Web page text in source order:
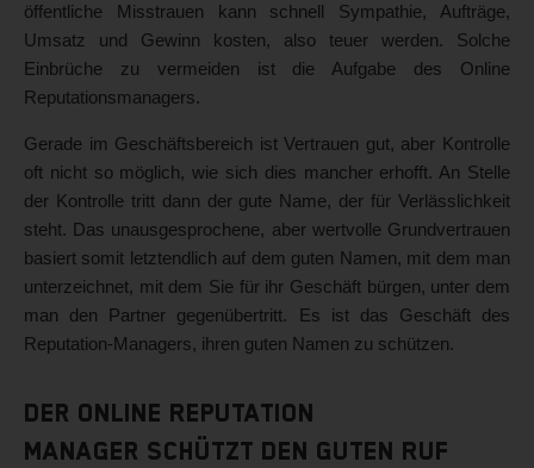
öffentliche Misstrauen kann schnell Sympathie, Aufträge,
Umsatz und Gewinn kosten, also teuer werden. Solche
Einbrüche zu vermeiden ist die Aufgabe des Online
Reputationsmanagers.
Gerade im Geschäftsbereich ist Vertrauen gut, aber Kontrolle
oft nicht so möglich, wie sich dies mancher erhofft. An Stelle
der Kontrolle tritt dann der gute Name, der für Verlässlichkeit
steht. Das unausgesprochene, aber wertvolle Grundvertrauen
basiert somit letztendlich auf dem guten Namen, mit dem man
unterzeichnet, mit dem Sie für ihr Geschäft bürgen, unter dem
man den Partner gegenübertritt. Es ist das Geschäft des
Reputation-Managers, ihren guten Namen zu schützen.
Der Online Reputation
Manager schützt den guten Ruf